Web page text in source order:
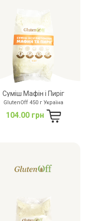
Суміш Мафін і Пиріг
GlutenOff 450 г Україна
104.00 грн